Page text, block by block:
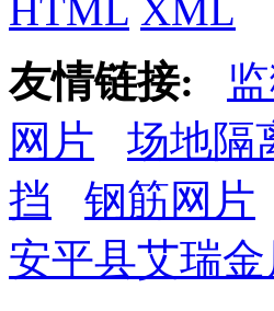
HTML XML
友情链接:
网片
场地隔
挡
钢筋网片
安平县艾瑞